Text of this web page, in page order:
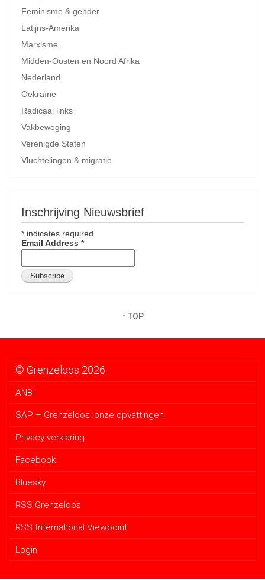
Feminisme & gender
Latijns-Amerika
Marxisme
Midden-Oosten en Noord Afrika
Nederland
Oekraïne
Radicaal links
Vakbeweging
Verenigde Staten
Vluchtelingen & migratie
Inschrijving Nieuwsbrief
* indicates required
Email Address *
↑ TOP
© Grenzeloos 2026
ANBI
SAP – Grenzeloos: onze opvattingen
Privacy verklaring
Facebook
Bluesky
RSS Grenzeloos
RSS International Viewpoint
Login